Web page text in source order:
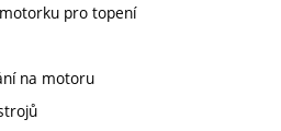
pro topení
na motoru